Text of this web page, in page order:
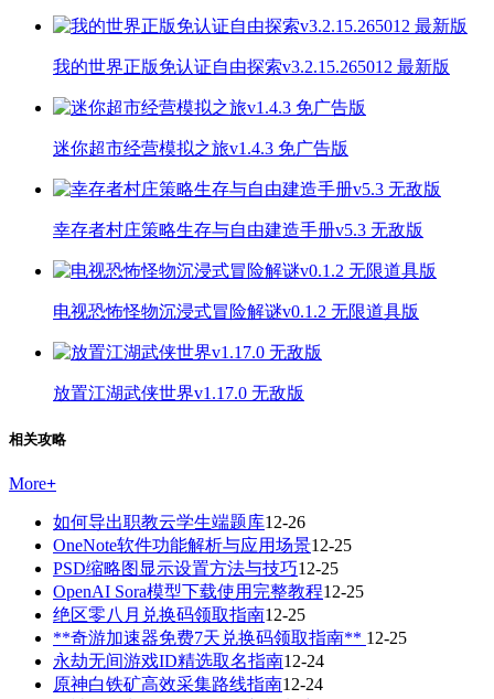
我的世界正版免认证自由探索v3.2.15.265012 最新版
迷你超市经营模拟之旅v1.4.3 免广告版
幸存者村庄策略生存与自由建造手册v5.3 无敌版
电视恐怖怪物沉浸式冒险解谜v0.1.2 无限道具版
放置江湖武侠世界v1.17.0 无敌版
相关攻略
More+
如何导出职教云学生端题库12-26
OneNote软件功能解析与应用场景12-25
PSD缩略图显示设置方法与技巧12-25
OpenAI Sora模型下载使用完整教程12-25
绝区零八月兑换码领取指南12-25
**奇游加速器免费7天兑换码领取指南** 12-25
永劫无间游戏ID精选取名指南12-24
原神白铁矿高效采集路线指南12-24